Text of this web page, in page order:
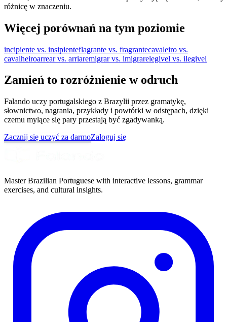
różnicę w znaczeniu.
Więcej porównań na tym poziomie
incipiente vs. insipienteflagrante vs. fragrantecavaleiro vs.
cavalheiroarrear vs. arriaremigrar vs. imigrarelegivel vs. ilegivel
Zamień to rozróżnienie w odruch
Falando uczy portugalskiego z Brazylii przez gramatykę,
słownictwo, nagrania, przykłady i powtórki w odstępach, dzięki
czemu mylące się pary przestają być zgadywanką.
Zacznij się uczyć za darmoZaloguj się
Master Brazilian Portuguese with interactive lessons, grammar
exercises, and cultural insights.